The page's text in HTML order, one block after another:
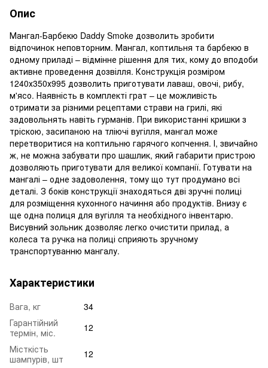
Опис
Мангал-Барбекю Daddy Smoke дозволить зробити
відпочинок неповторним. Мангал, коптильня та барбекю в
одному приладі – відмінне рішення для тих, кому до вподоби
активне проведення дозвілля. Конструкція розміром
1240х350х995 дозволить приготувати лаваш, овочі, рибу,
м'ясо. Наявність в комплекті грат – це можливість
отримати за різними рецептами страви на грилі, які
задовольнять навіть гурманів. При використанні кришки з
тріскою, засипаною на тліючі вугілля, мангал може
перетворитися на коптильню гарячого копчення. І, звичайно
ж, не можна забувати про шашлик, який габарити пристрою
дозволяють приготувати для великої компанії. Готувати на
мангалі – одне задоволення, тому що тут продумано всі
деталі. З боків конструкції знаходяться дві зручні полиці
для розміщення кухонного начиння або продуктів. Внизу є
ще одна полиця для вугілля та необхідного інвентарю.
Висувний зольник дозволяє легко очистити прилад, а
колеса та ручка на полиці сприяють зручному
транспортуванню мангалу.
Характеристики
Вага, кг
34
Гарантійний
термін, міс.
12
Місткість
шампурів, шт
12